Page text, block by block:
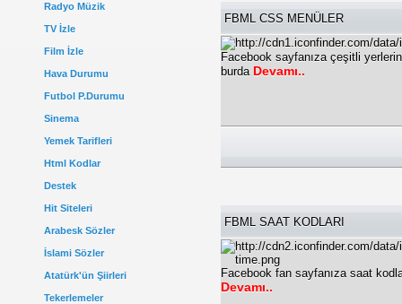
Radyo Müzik
TV İzle
Film İzle
Hava Durumu
Futbol P.Durumu
Sinema
Yemek Tarifleri
Html Kodlar
Destek
Hit Siteleri
Arabesk Sözler
İslami Sözler
Atatürk'ün Şiirleri
Tekerlemeler
FBML CSS MENÜLER
Facebook sayfanıza çeşitli
burda Devamı..
FBML SAAT KODLARI
Facebook fan sayfanıza saat
Devamı..